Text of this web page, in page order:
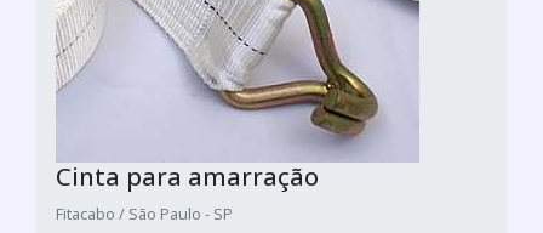
Cinta para amarração
Fitacabo / São Paulo - SP